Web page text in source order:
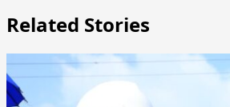
Related Stories